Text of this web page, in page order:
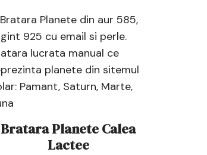
Bratara Planete Calea
Lactee